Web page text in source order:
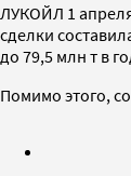
ЛУКОЙЛ 1
сделки
до 79,5 млн т в
Помимо этого,